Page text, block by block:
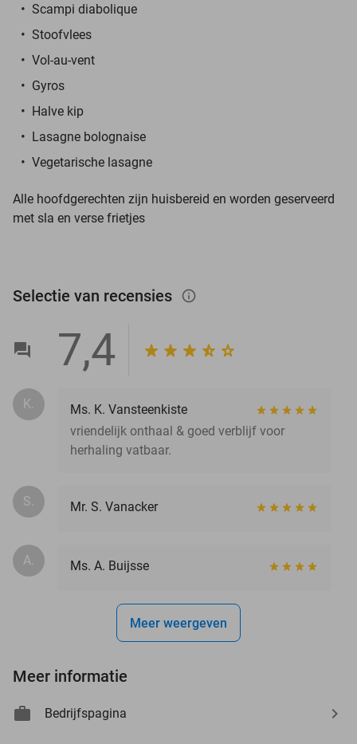
Scampi diabolique
Stoofvlees
Vol-au-vent
Gyros
Halve kip
Lasagne bolognaise
Vegetarische lasagne
Alle hoofdgerechten zijn huisbereid en worden geserveerd
met sla en verse frietjes
Selectie van recensies info_outlined
7,4
K.
Ms. K. Vansteenkiste
vriendelijk onthaal & goed verblijf voor
herhaling vatbaar.
S. Mr. S. Vanacker
A. Ms. A. Buijsse
Meer weergeven
Meer informatie
Bedrijfspagina